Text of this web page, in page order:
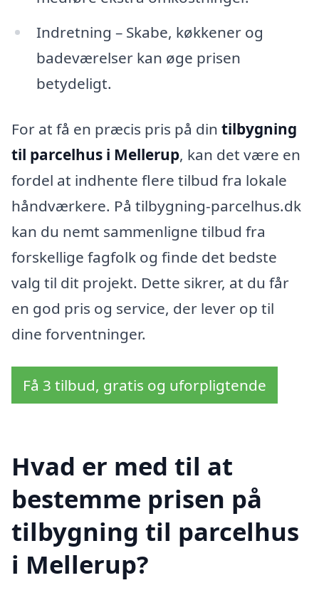
Indretning – Skabe, køkkener og
badeværelser kan øge prisen
betydeligt.
For at få en præcis pris på din tilbygning
til parcelhus i Mellerup, kan det være en
fordel at indhente flere tilbud fra lokale
håndværkere. På tilbygning-parcelhus.dk
kan du nemt sammenligne tilbud fra
forskellige fagfolk og finde det bedste
valg til dit projekt. Dette sikrer, at du får
en god pris og service, der lever op til
dine forventninger.
Få 3 tilbud, gratis og uforpligtende
Hvad er med til at
bestemme prisen på
tilbygning til parcelhus
i Mellerup?